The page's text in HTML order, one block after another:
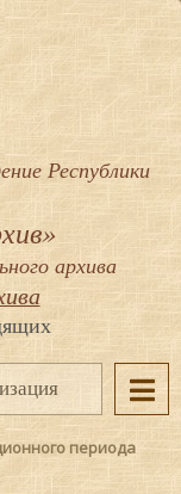
Республики
архива
периода